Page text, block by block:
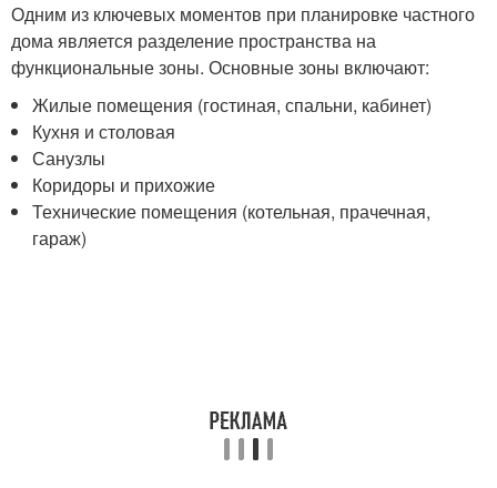
Одним из ключевых моментов при планировке частного
дома является разделение пространства на
функциональные зоны. Основные зоны включают:
Жилые помещения (гостиная, спальни, кабинет)
Кухня и столовая
Санузлы
Коридоры и прихожие
Технические помещения (котельная, прачечная,
гараж)